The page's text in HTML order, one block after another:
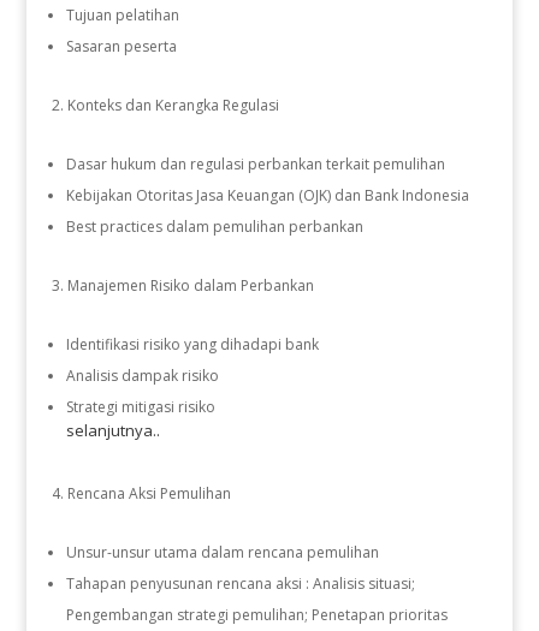
Tujuan pelatihan
Sasaran peserta
Konteks dan Kerangka Regulasi
Dasar hukum dan regulasi perbankan terkait pemulihan
Kebijakan Otoritas Jasa Keuangan (OJK) dan Bank Indonesia
Best practices dalam pemulihan perbankan
Manajemen Risiko dalam Perbankan
Identifikasi risiko yang dihadapi bank
Analisis dampak risiko
Strategi mitigasi risiko
selanjutnya..
Rencana Aksi Pemulihan
Unsur-unsur utama dalam rencana pemulihan
Tahapan penyusunan rencana aksi : Analisis situasi;
Pengembangan strategi pemulihan; Penetapan prioritas